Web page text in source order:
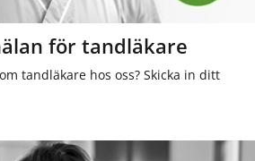
för tandläkare
tandläkare hos oss? Skicka in ditt